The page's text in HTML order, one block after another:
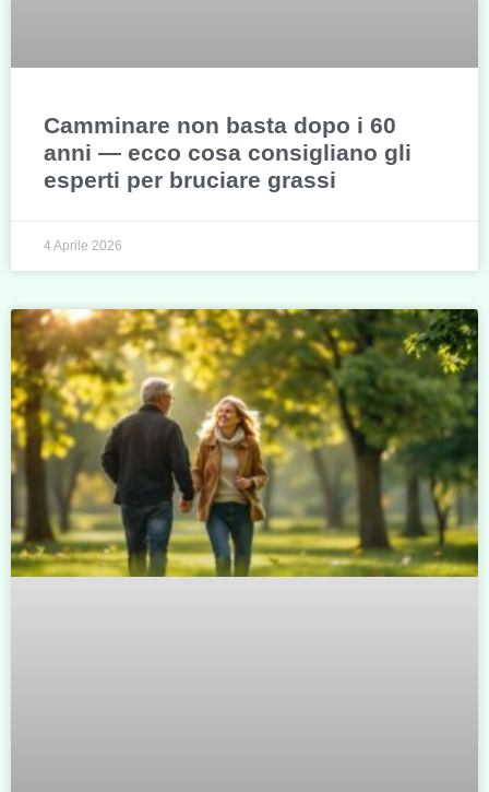
Camminare non basta dopo i 60
anni — ecco cosa consigliano gli
esperti per bruciare grassi
4 Aprile 2026